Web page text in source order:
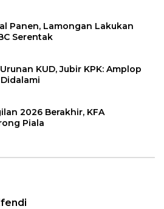
Panen, Lamongan Lakukan
Serentak
KUD, Jubir KPK: Amplop
2026 Berakhir, KFA
Piala